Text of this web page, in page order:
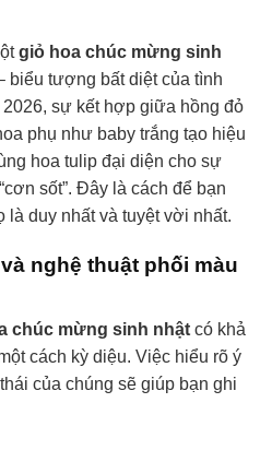
giỏ hoa chúc mừng sinh
biểu tượng bất diệt của tình
sự kết hợp giữa hồng đỏ
phụ như baby trắng tạo hiệu
hoa tulip đại diện cho sự
sốt”. Đây là cách để bạn
là duy nhất và tuyệt vời nhất.
nghệ thuật phối màu
chúc mừng sinh nhật có khả
cách kỳ diệu. Việc hiểu rõ ý
của chúng sẽ giúp bạn ghi